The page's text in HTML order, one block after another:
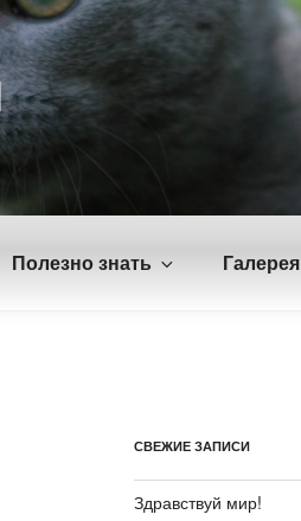
Полезно знать Галерея
СВЕЖИЕ ЗАПИСИ
Здравствуй мир!